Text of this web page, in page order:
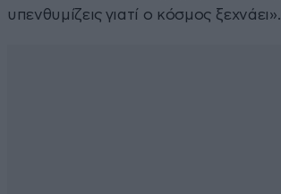
υπενθυμίζεις γιατί ο κόσμος ξεχνάει».